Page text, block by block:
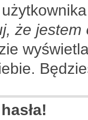
że jestem